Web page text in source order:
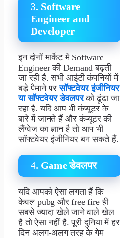
3. Software
Engineer and
Developer
इन दोनों मार्केट में Software
Engineer की Demand बढ़ती
जा रही है. सभी आईटी कंपनियों में
बड़े पैमाने परसॉफ्टवेयर इंजीनियर
या सॉफ्टवेयर डेवलपरको ढूंढा जा
रहा है. यदि आप भी कंप्यूटर के
बारे में जानते हैं और कंप्यूटर की
लैंग्वेज का ज्ञान है तो आप भी
सॉफ्टवेयर इंजीनियर बन सकते हैं.
4. Game डेवलपर
यदि आपको ऐसा लगता हैं कि
केवल pubg और free fire ही
सबसे ज्यादा खेले जाने वाले खेल
है तो ऐसा नहीं है. पूरी दुनिया में हर
दिन अलग-अलग तरह के गेम